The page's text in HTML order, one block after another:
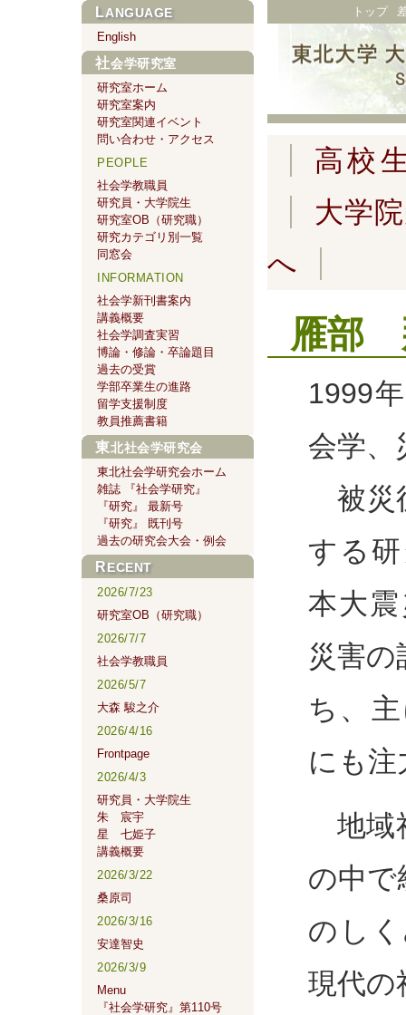
トップ
高校
大学
へ
雁部
1999
会学、
被災
する
本大
災害
ち、
にも
地域
の中で
のし
現代の
LANGUAGE
English
社会学研究室
研究室ホーム
研究室案内
研究室関連イベント
問い合わせ・アクセス
PEOPLE
社会学教職員
研究員・大学院生
研究室OB（研究職）
研究カテゴリ別一覧
同窓会
INFORMATION
社会学新刊書案内
講義概要
社会学調査実習
博論・修論・卒論題目
過去の受賞
学部卒業生の進路
留学支援制度
教員推薦書籍
東北社会学研究会
東北社会学研究会ホーム
雑誌 『社会学研究』
『研究』 最新号
『研究』 既刊号
過去の研究会大会・例会
RECENT
2026/7/23
研究室OB（研究職）
2026/7/7
社会学教職員
2026/5/7
大森 駿之介
2026/4/16
Frontpage
2026/4/3
研究員・大学院生
朱 宸宇
星 七姫子
講義概要
2026/3/22
桑原司
2026/3/16
安達智史
2026/3/9
Menu
『社会学研究』第110号